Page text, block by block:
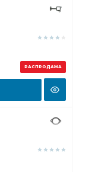
РАСПРОДАЖА